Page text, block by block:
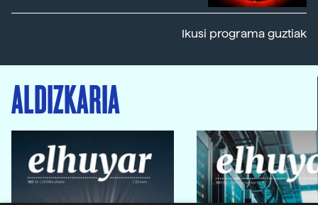
Ikusi programa guztiak
ALDIZKARIA